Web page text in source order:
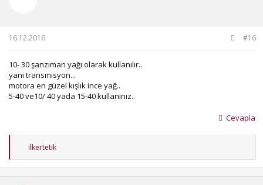
16.12.2016
#16
10- 30 şanzıman yağı olarak kullanılır..
yani transmisyon...
motora en güzel kışlık ince yağ..
5-40 ve10/ 40 yada 15-40 kullanınız..
Cevapla
T
p
ilkertetik